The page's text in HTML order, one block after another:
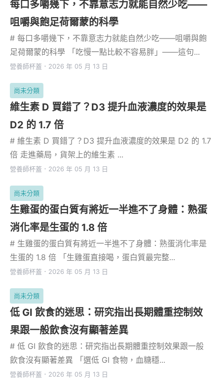
每口多嚼幾下，不靠意志力就能自然少吃——
咀嚼與飽足荷爾蒙的科學
# 每口多嚼幾下，不靠意志力就能自然少吃——咀嚼與飽
足荷爾蒙的科學 「吃慢一點比較不容易胖」——這句...
營養師杯蓋 ． 2026 年 05 月 13 日
尚未分類
維生素 D 買錯了？D3 提升血液濃度的效果是
D2 的 1.7 倍
# 維生素 D 買錯了？D3 提升血液濃度的效果是 D2 的 1.7
倍 走進藥局，貨架上的維生素 ...
營養師杯蓋 ． 2026 年 05 月 13 日
尚未分類
生雞蛋的蛋白質有將近一半進不了身體：熟蛋
消化率是生蛋的 1.8 倍
# 生雞蛋的蛋白質有將近一半進不了身體：熟蛋消化率是
生蛋的 1.8 倍 「生雞蛋直接喝，蛋白質最完整...
營養師杯蓋 ． 2026 年 05 月 13 日
尚未分類
低 GI 飲食的迷思：研究指出長期體重控制效
果跟一般飲食沒有顯著差異
# 低 GI 飲食的迷思：研究指出長期體重控制效果跟一般
飲食沒有顯著差異 「選低 GI 食物，血糖穩...
營養師杯蓋 ． 2026 年 05 月 13 日